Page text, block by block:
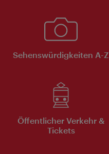
Sehenswürdigkeiten A-Z
Öffentlicher Verkehr &
Tickets